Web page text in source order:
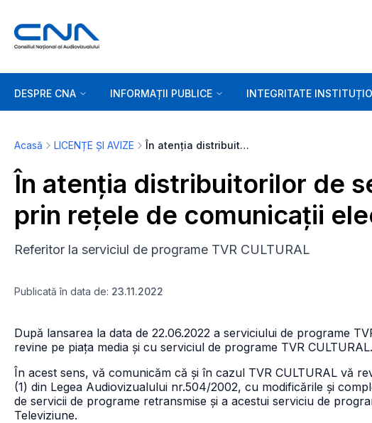
DESPRE CNA INFORMAȚII PUBLICE INTEGRITATE
Acasă LICENȚE ȘI AVIZE În atenția distribuitorilor de servicii de programe prin rețele de comunicații electronice
În atenția distribuitorilor de
prin rețele de comunicații
Referitor la serviciul de programe TVR CULTURAL
Publicată în data de: 23.11.2022
După lansarea la data de 22.06.2022 a serviciului de programe
revine pe piața media și cu serviciul de programe TVR CULTURAL.
În acest sens, vă comunicăm că și în cazul TVR CULTURAL vă
(1) din Legea Audiovizualului nr.504/2002, cu modificările și
de servicii de programe retransmise și a acestui serviciu de
Televiziune.